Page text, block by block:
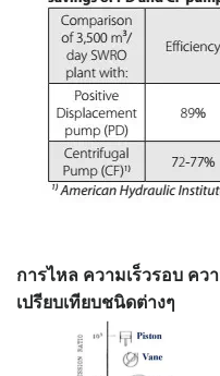
การไหล ความเร็วรอบ ค
เปรียบเทียบชนิดต่างๆ